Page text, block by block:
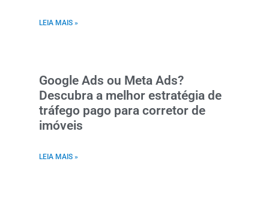
LEIA MAIS »
Google Ads ou Meta Ads?
Descubra a melhor estratégia de
tráfego pago para corretor de
imóveis
LEIA MAIS »